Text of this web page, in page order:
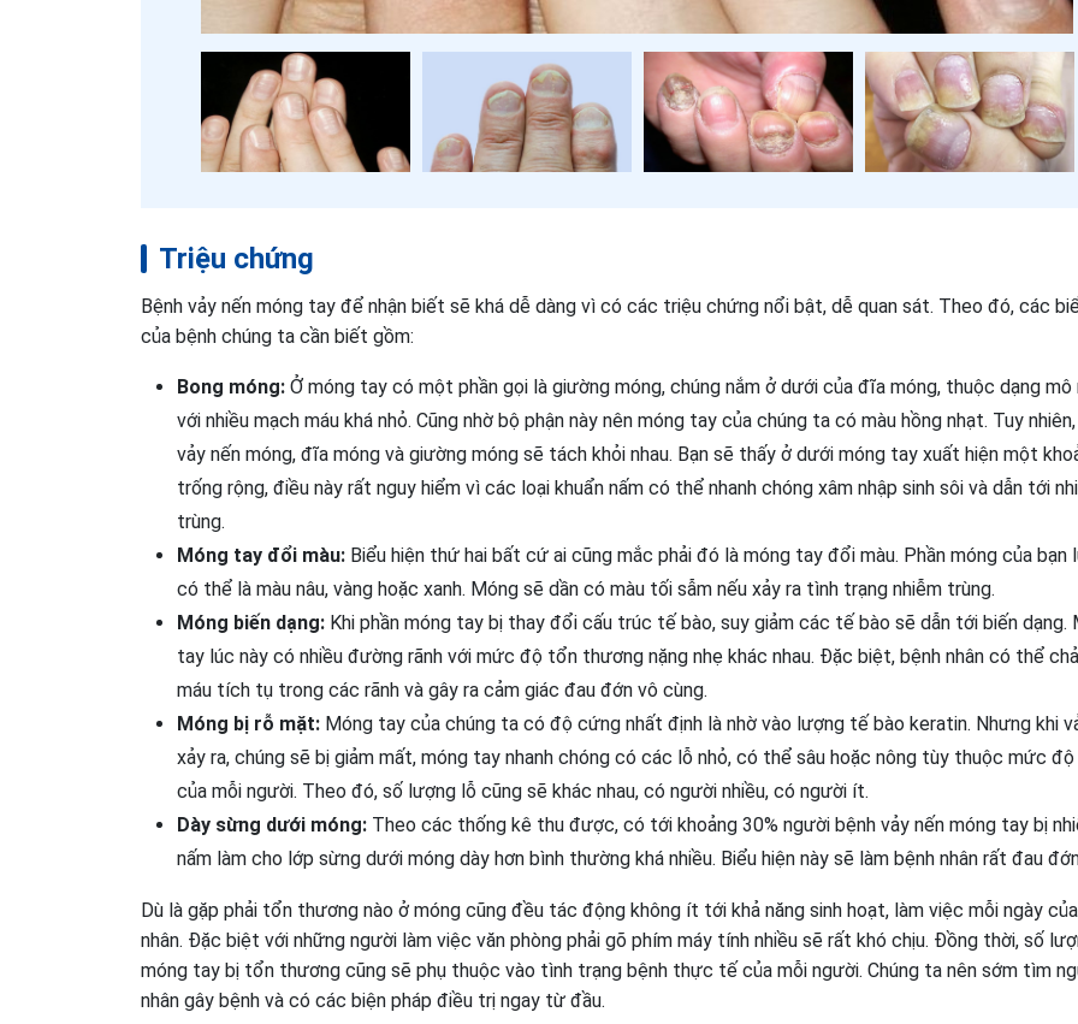
Triệu chứng
Bệnh vảy nến móng tay để nhận biết sẽ khá dễ dàng vì có các triệu chứng nổi bật, dễ quan sát. Theo đó, các
của bệnh chúng ta cần biết gồm:
Bong móng: Ở móng tay có một phần gọi là giường móng, chúng nắm ở dưới của đĩa móng, thuộc dạng mô
với nhiều mạch máu khá nhỏ. Cũng nhờ bộ phận này nên móng tay của chúng ta có màu hồng nhạt. Tuy
vảy nến móng, đĩa móng và giường móng sẽ tách khỏi nhau. Bạn sẽ thấy ở dưới móng tay xuất hiện một
trống rộng, điều này rất nguy hiểm vì các loại khuẩn nấm có thể nhanh chóng xâm nhập sinh sôi và dẫn tới
trùng.
Móng tay đổi màu: Biểu hiện thứ hai bất cứ ai cũng mắc phải đó là móng tay đổi màu. Phần móng của bạn
có thể là màu nâu, vàng hoặc xanh. Móng sẽ dần có màu tối sẫm nếu xảy ra tình trạng nhiễm trùng.
Móng biến dạng: Khi phần móng tay bị thay đổi cấu trúc tế bào, suy giảm các tế bào sẽ dẫn tới biến dạng.
tay lúc này có nhiều đường rãnh với mức độ tổn thương nặng nhẹ khác nhau. Đặc biệt, bệnh nhân có thể
máu tích tụ trong các rãnh và gây ra cảm giác đau đớn vô cùng.
Móng bị rỗ mặt: Móng tay của chúng ta có độ cứng nhất định là nhờ vào lượng tế bào keratin. Nhưng khi
xảy ra, chúng sẽ bị giảm mất, móng tay nhanh chóng có các lỗ nhỏ, có thể sâu hoặc nông tùy thuộc mức độ
của mỗi người. Theo đó, số lượng lỗ cũng sẽ khác nhau, có người nhiều, có người ít.
Dày sừng dưới móng: Theo các thống kê thu được, có tới khoảng 30% người bệnh vảy nến móng tay bị
nấm làm cho lớp sừng dưới móng dày hơn bình thường khá nhiều. Biểu hiện này sẽ làm bệnh nhân rất đau
Dù là gặp phải tổn thương nào ở móng cũng đều tác động không ít tới khả năng sinh hoạt, làm việc mỗi ngày
nhân. Đặc biệt với những người làm việc văn phòng phải gõ phím máy tính nhiều sẽ rất khó chịu. Đồng thời, số
móng tay bị tổn thương cũng sẽ phụ thuộc vào tình trạng bệnh thực tế của mỗi người. Chúng ta nên sớm tìm
nhân gây bệnh và có các biện pháp điều trị ngay từ đầu.